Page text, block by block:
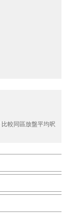
比較同區放盤平均呎